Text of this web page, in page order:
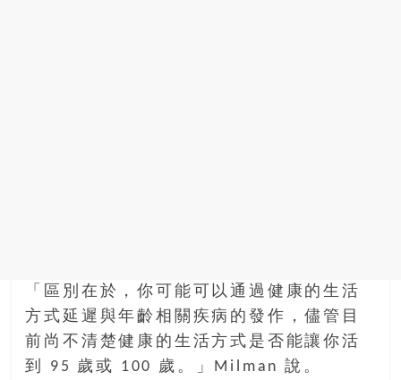
「區別在於，你可能可以通過健康的生活
方式延遲與年齡相關疾病的發作，儘管目
前尚不清楚健康的生活方式是否能讓你活
到 95 歲或 100 歲。」Milman 說。